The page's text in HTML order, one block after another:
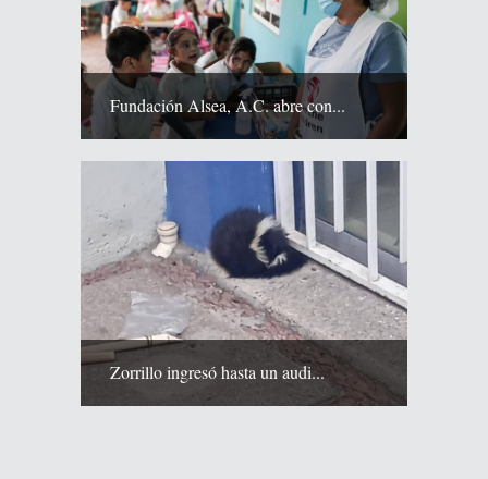
Fundación Alsea, A.C. abre con...
Zorrillo ingresó hasta un audi...